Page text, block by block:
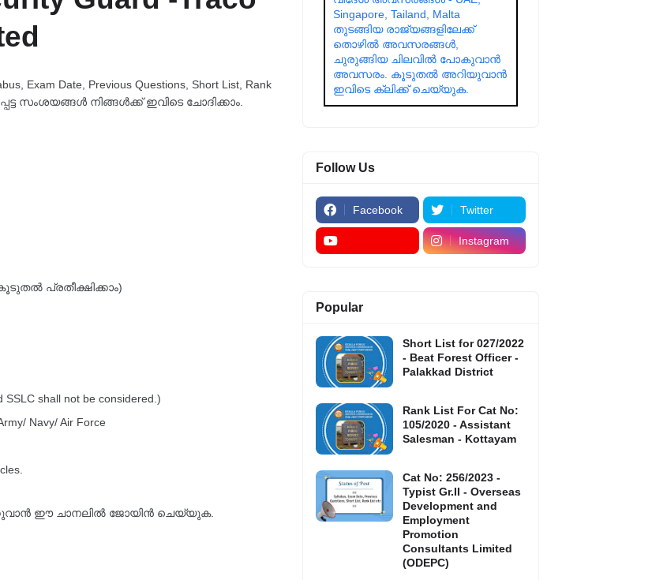
Date, Previous Questions, Short List, Rank
സംശയങ്ങൾ നിങ്ങൾക്ക് ഇവിടെ ചോദിക്കാം.
പ്രതീക്ഷിക്കാം)
SSLC shall not be considered.)
Navy/ Air Force
ഈ ചാനലിൽ ജോയിൻ ചെയ്യുക.
Singapore, Tailand, Malta
തുടങ്ങിയ രാജ്യങ്ങളിലേക്ക്
തൊഴിൽ അവസരങ്ങൾ,
ചുരുങ്ങിയ ചിലവിൽ പോകുവാൻ
അവസരം. കൂടുതൽ അറിയുവാൻ
ഇവിടെ ക്ലിക്ക് ചെയ്യുക.
Follow Us
Facebook Twitter
Instagram
Popular
Short List for 027/2022
- Beat Forest Officer -
Palakkad District
Rank List For Cat No:
105/2020 - Assistant
Salesman - Kottayam
Cat No: 256/2023 -
Typist Gr.II - Overseas
Development and
Employment
Promotion
Consultants Limited
(ODEPC)